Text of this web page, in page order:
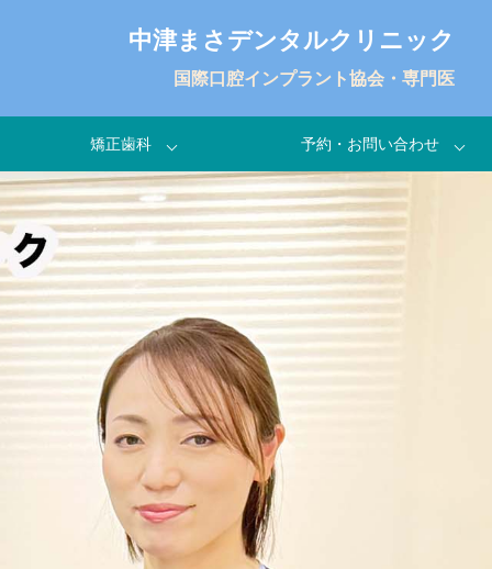
中津まさデンタルクリニック
国際口腔インプラント協会・専門医
矯正歯科 予約・お問い合わせ